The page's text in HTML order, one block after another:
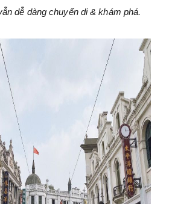
dễ dàng chuyển di & khám phá.